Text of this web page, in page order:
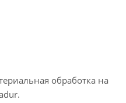
обработка на